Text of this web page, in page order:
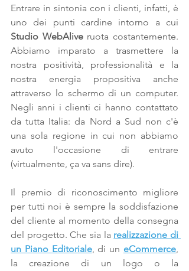
Entrare in sintonia con i clienti, infatti, è
Studio WebAlive ruota costantemente.
Abbiamo imparato a trasmettere la
nostra positività, professionalità e la
nostra energia propositiva anche
attraverso lo schermo di un computer.
Negli anni i clienti ci hanno contattato
da tutta Italia: da Nord a Sud non c'è
una sola regione in cui non abbiamo
avuto l'occasione di entrare
(virtualmente, ça va sans dire).
Il premio di riconoscimento migliore
per tutti noi è sempre la soddisfazione
del cliente al momento della consegna
del progetto. Che sia la realizzazione di
un Piano Editoriale, di un eCommerce,